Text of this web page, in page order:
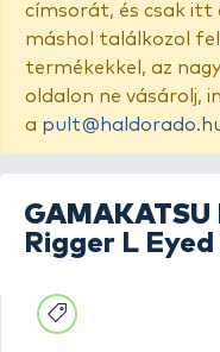
címsorát, és csak itt
máshol találkozol
termékekkel, az
oldalon ne vásárolj,
a
GAMAKATSU
Rigger L Eyed